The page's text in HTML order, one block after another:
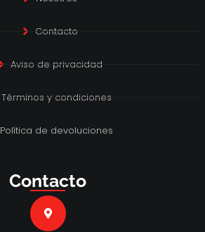
Contacto
Aviso de privacidad
Términos y condiciones
Política de devoluciones
Contacto